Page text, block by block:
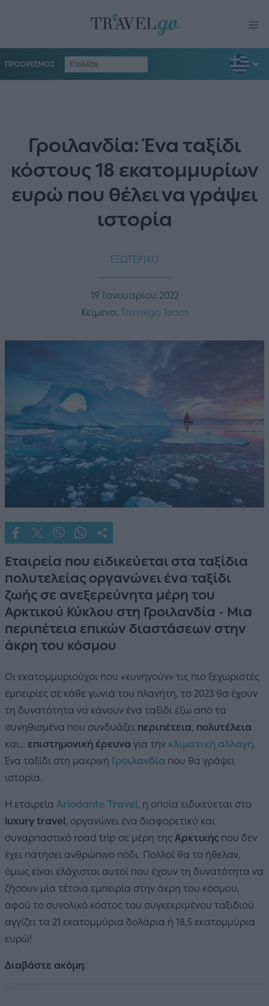
ΠΡΟΟΡΙΣΜΟΣ
Γροιλανδία: Ένα ταξίδι
κόστους 18 εκατομμυρίων
ευρώ που θέλει να γράψει
ιστορία
ΕΞΩΤΕΡΙΚΟ
19 Ιανουαρίου 2022
Κείμενο: Travelgo Team
Εταιρεία που ειδικεύεται στα ταξίδια
πολυτελείας οργανώνει ένα ταξίδι
ζωής σε ανεξερεύνητα μέρη του
Αρκτικού Κύκλου στη Γροιλανδία - Μια
περιπέτεια επικών διαστάσεων στην
άκρη του κόσμου
Οι εκατομμυριούχοι που «κυνηγούν» τις πιο ξεχωριστές
εμπειρίες σε κάθε γωνιά του πλανήτη, το 2023 θα έχουν
τη δυνατότητα να κάνουν ένα ταξίδι έξω από τα
συνηθισμένα που συνδυάζει περιπέτεια, πολυτέλεια
και… επιστημονική έρευνα για την κλιματική αλλαγή.
Ένα ταξίδι στη μακρινή Γροιλανδία που θα γράψει
ιστορία.
Η εταιρεία Αriodante Travel, η οποία ειδικεύεται στο
luxury travel, οργανώνει ένα διαφορετικό και
συναρπαστικό road trip σε μέρη της Αρκτικής που δεν
έχει πατήσει ανθρώπινο πόδι. Πολλοί θα το ήθελαν,
όμως είναι ελάχιστοι αυτοί που έχουν τη δυνατότητα να
ζήσουν μία τέτοια εμπειρία στην άκρη του κόσμου,
αφού το συνολικό κόστος του συγκεκριμένου ταξιδιού
αγγίζει τα 21 εκατομμύρια δολάρια ή 18,5 εκατομμύρια
ευρώ!
Διαβάστε ακόμη: